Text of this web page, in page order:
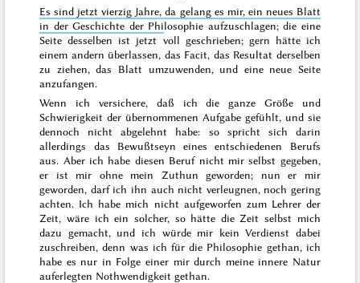
Es sind jetzt vierzig Jahre, da gelang es mir, ein neues Blatt
in der Geschichte der Philosophie aufzuschlagen; die eine
Seite desselben ist jetzt voll geschrieben; gern hätte ich
einem andern überlassen, das Facit, das Resultat derselben
zu ziehen, das Blatt umzuwenden, und eine neue Seite
anzufangen.
Wenn ich versichere, daß ich die ganze Größe und
Schwierigkeit der übernommenen Aufgabe gefühlt, und sie
dennoch nicht abgelehnt habe: so spricht sich darin
allerdings das Bewußtseyn eines entschiedenen Berufs
aus. Aber ich habe diesen Beruf nicht mir selbst gegeben,
er ist mir ohne mein Zuthun geworden; nun er mir
geworden, darf ich ihn auch nicht verleugnen, noch gering
achten. Ich habe mich nicht aufgeworfen zum Lehrer der
Zeit, wäre ich ein solcher, so hätte die Zeit selbst mich
dazu gemacht, und ich würde mir kein Verdienst dabei
zuschreiben, denn was ich für die Philosophie gethan, ich
habe es nur in Folge einer mir durch meine innere Natur
auferlegten Nothwendigkeit gethan.